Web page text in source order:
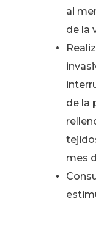
al
de la
de la
mes